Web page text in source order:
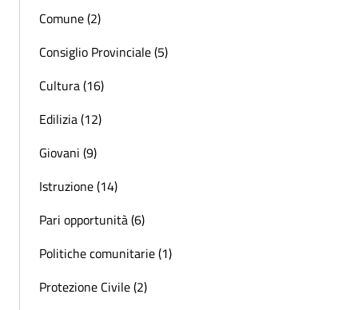
Comune (2)
Consiglio Provinciale (5)
Cultura (16)
Edilizia (12)
Giovani (9)
Istruzione (14)
Pari opportunità (6)
Politiche comunitarie (1)
Protezione Civile (2)